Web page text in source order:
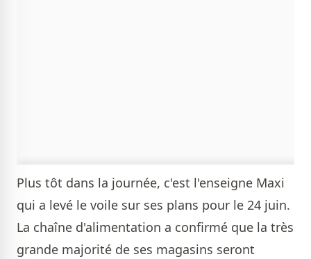
Plus tôt dans la journée, c'est l'enseigne Maxi
qui a levé le voile sur ses plans pour le 24 juin.
La chaîne d'alimentation a confirmé que la très
grande majorité de ses magasins seront